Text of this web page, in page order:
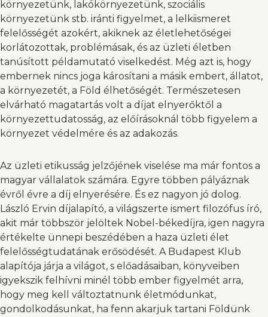
környezetünk, lakókörnyezetünk, szociális
környezetünk stb. iránti figyelmet, a lelkiismeret
felelősségét azokért, akiknek az életlehetőségei
korlátozottak, problémásak, és az üzleti életben
tanúsított példamutató viselkedést. Még azt is, hogy
embernek nincs joga károsítani a másik embert, állatot,
a környezetét, a Föld élhetőségét. Természetesen
elvárható magatartás volt a díjat elnyerőktől a
környezettudatosság, az előírásoknál több figyelem a
környezet védelmére és az adakozás.
Az üzleti etikusság jelzőjének viselése ma már fontos a
magyar vállalatok számára. Egyre többen pályáznak
évről évre a díj elnyerésére. És ez nagyon jó dolog.
László Ervin díjalapító, a világszerte ismert filozófus író,
akit már többször jelöltek Nobel-békedíjra, igen nagyra
értékelte ünnepi beszédében a haza üzleti élet
felelősségtudatának erősödését. A Budapest Klub
alapítója járja a világot, s előadásaiban, könyveiben
igyekszik felhívni minél több ember figyelmét arra,
hogy meg kell változtatnunk életmódunkat,
gondolkodásunkat, ha fenn akarjuk tartani Földünk